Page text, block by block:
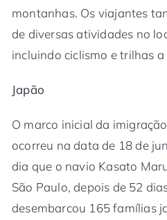
montanhas. Os viajantes
de diversas atividades no
incluindo ciclismo e trilhas a
Japão
O marco inicial da
ocorreu na data de 18 de
dia que o navio Kasato
São Paulo, depois de 52
desembarcou 165 famílias